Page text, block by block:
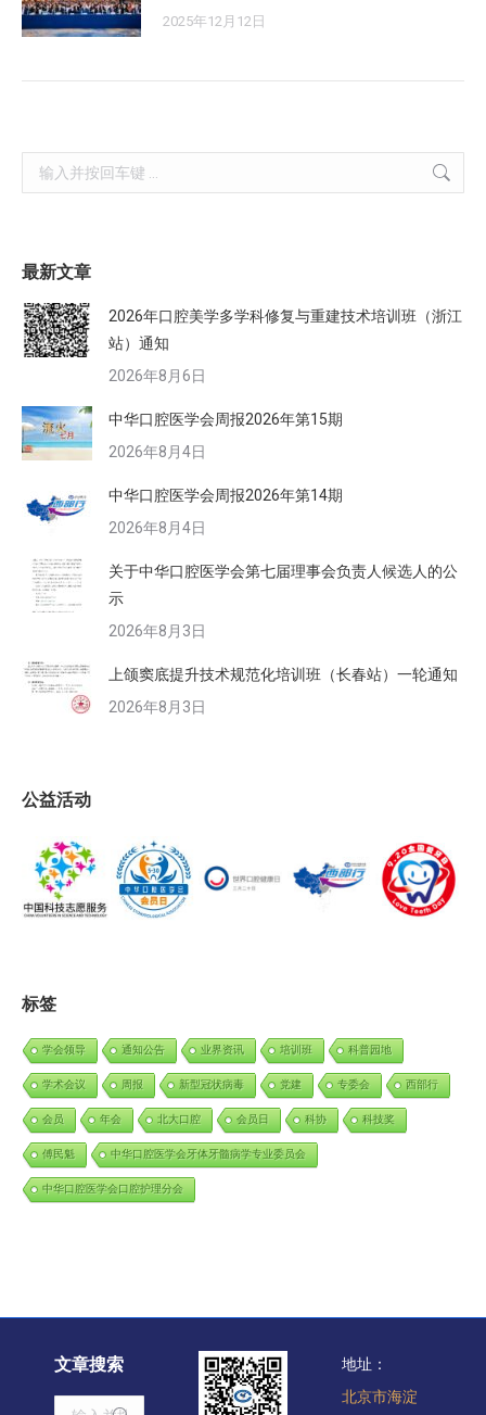
2025年12月12日
Search:
最新文章
2026年口腔美学多学科修复与重建技术培训班（浙江
站）通知
2026年8月6日
中华口腔医学会周报2026年第15期
2026年8月4日
中华口腔医学会周报2026年第14期
2026年8月4日
关于中华口腔医学会第七届理事会负责人候选人的公
示
2026年8月3日
上颌窦底提升技术规范化培训班（长春站）一轮通知
2026年8月3日
公益活动
标签
学会领导 通知公告 业界资讯 培训班 科普园地
学术会议 周报 新型冠状病毒 党建 专委会 西部行
会员 年会 北大口腔 会员日 科协 科技奖
傅民魁 中华口腔医学会牙体牙髓病学专业委员会
中华口腔医学会口腔护理分会
文章搜索
Search:
地址：
北京市海淀